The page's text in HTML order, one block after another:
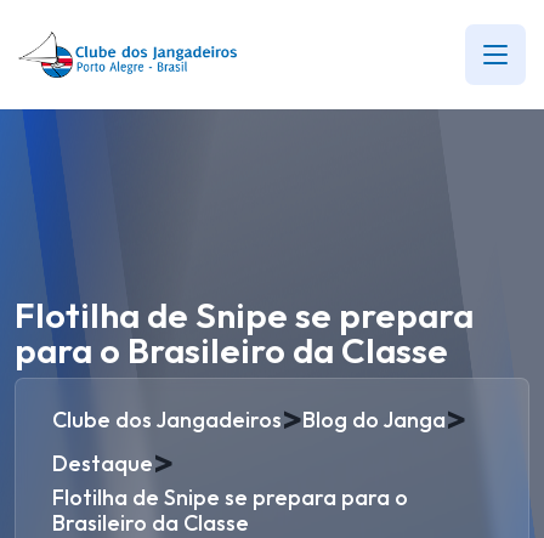
Flotilha de Snipe se prepara
para o Brasileiro da Classe
Clube dos Jangadeiros>Blog do Janga>
Destaque>
Flotilha de Snipe se prepara para o
Brasileiro da Classe